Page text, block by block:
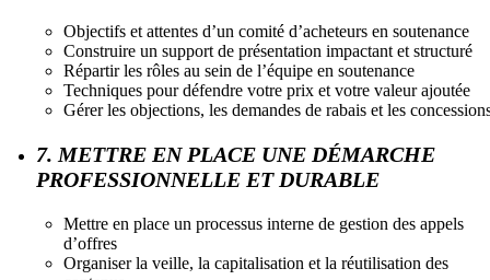
Objectifs et attentes d’un comité d’acheteurs en soutenance
Construire un support de présentation impactant et structuré
Répartir les rôles au sein de l’équipe en soutenance
Techniques pour défendre votre prix et votre valeur ajoutée
Gérer les objections, les demandes de rabais et les
7. METTRE EN PLACE UNE DÉMARCHE
PROFESSIONNELLE ET DURABLE
Mettre en place un processus interne de gestion des appels
d’offres
Organiser la veille, la capitalisation et la réutilisation des